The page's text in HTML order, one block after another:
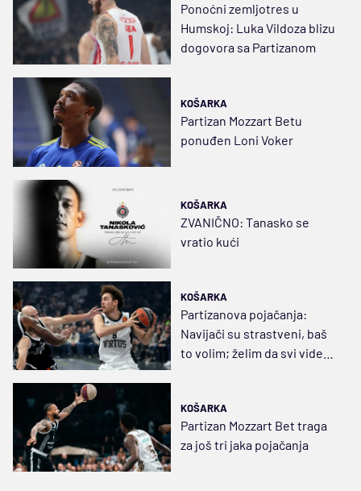
Ponoćni zemljotres u
Humskoj: Luka Vildoza blizu
dogovora sa Partizanom
KOŠARKA
Partizan Mozzart Betu
ponuđen Loni Voker
KOŠARKA
ZVANIČNO: Tanasko se
vratio kući
KOŠARKA
Partizanova pojačanja:
Navijači su strastveni, baš
to volim; želim da svi vide
KOŠARKA
Partizan Mozzart Bet traga
za još tri jaka pojačanja